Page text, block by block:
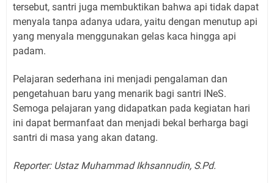
tersebut, santri juga membuktikan bahwa api tidak dapat
menyala tanpa adanya udara, yaitu dengan menutup api
yang menyala menggunakan gelas kaca hingga api
padam.
Pelajaran sederhana ini menjadi pengalaman dan
pengetahuan baru yang menarik bagi santri INeS.
Semoga pelajaran yang didapatkan pada kegiatan hari
ini dapat bermanfaat dan menjadi bekal berharga bagi
santri di masa yang akan datang.
Reporter: Ustaz Muhammad Ikhsannudin, S.Pd.